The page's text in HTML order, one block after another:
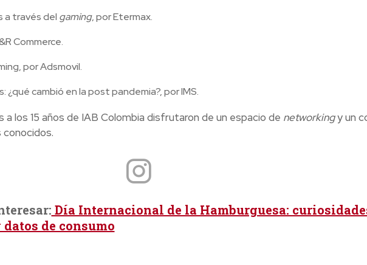
a través del gaming, por Etermax.
Commerce.
por Adsmovil.
¿qué cambió en la post pandemia?, por IMS.
los 15 años de IAB Colombia disfrutaron de un espacio de networkingy un
conocidos.
Día Internacional de la Hamburguesa:
datos de consumo